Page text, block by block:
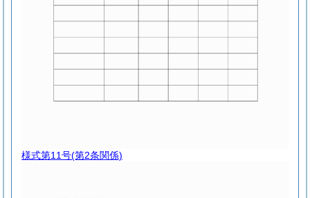
様式第11号(第2条関係)